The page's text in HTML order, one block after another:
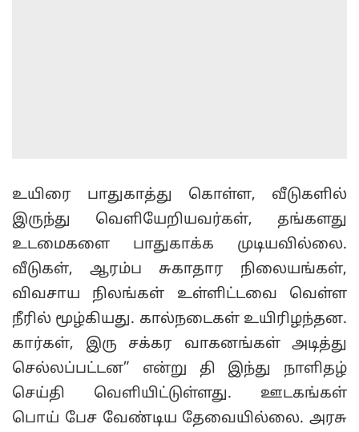
உயிரை பாதுகாத்து கொள்ள, வீடுகளில்
இருந்து வெளியேறியவர்கள், தங்களது
உடமைகளை பாதுகாக்க முடியவில்லை.
வீடுகள், ஆரம்ப சுகாதார நிலையங்கள்,
விவசாய நிலங்கள் உள்ளிட்டவை வெள்ள
நீரில் மூழ்கியது. கால்நடைகள் உயிரிழந்தன.
கார்கள், இரு சக்கர வாகனங்கள் அடித்து
செல்லப்பட்டன” என்று தி இந்து நாளிதழ்
செய்தி வெளியிட்டுள்ளது. ஊடகங்கள்
பொய் பேச வேண்டிய தேவையில்லை. அரசு